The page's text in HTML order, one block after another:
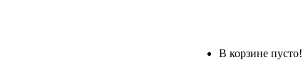
В корзине пусто!